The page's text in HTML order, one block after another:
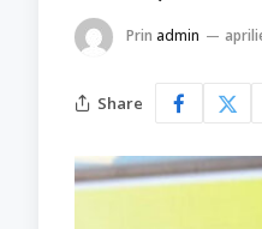
Prin admin
Share